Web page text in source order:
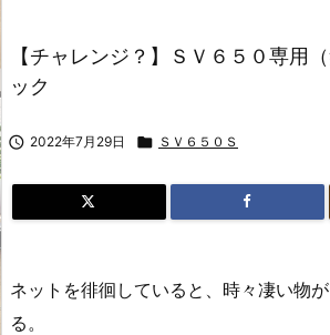
【チャレンジ？】ＳＶ６５０専用
ック
 2022年7月29日  ＳＶ６５０Ｓ
ネットを徘徊していると、時々凄い物
る。